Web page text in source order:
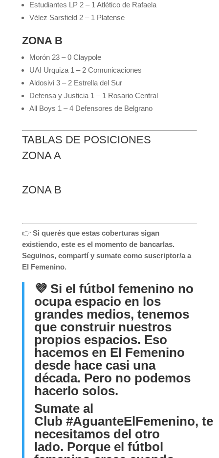
Estudiantes LP 2 – 1 Atlético de Rafaela
Vélez Sarsfield 2 – 1 Platense
ZONA B
Morón 23 – 0 Claypole
UAI Urquiza 1 – 2 Comunicaciones
Aldosivi 3 – 2 Estrella del Sur
Defensa y Justicia 1 – 1 Rosario Central
All Boys 1 – 4 Defensores de Belgrano
TABLAS DE POSICIONES
ZONA A
ZONA B
👉 Si querés que estas coberturas sigan
existiendo, este es el momento de bancarlas.
Seguinos, compartí y sumate como suscriptor/a a
El Femenino.
💜Si el fútbol femenino no
ocupa espacio en los
grandes medios, tenemos
que construir nuestros
propios espacios. Eso
hacemos en El Femenino
desde hace casi una
década. Pero no podemos
hacerlo solos.
Sumate al
Club #AguanteElFemenino, te
necesitamos del otro
lado. Porque el fútbol